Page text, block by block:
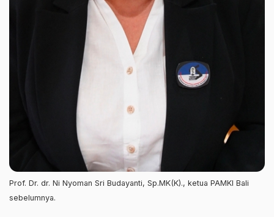
Prof. Dr. dr. Ni Nyoman Sri Budayanti, Sp.MK(K)., ketua PAMKI Bali
sebelumnya.